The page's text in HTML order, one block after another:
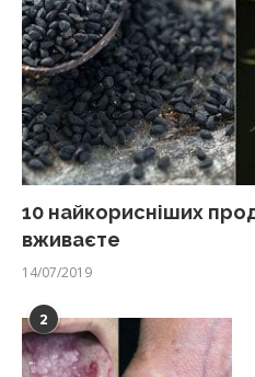
10 найкорисніших
вживаєте
14/07/2019
2